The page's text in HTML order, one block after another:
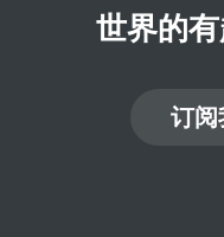
世界的有
订阅